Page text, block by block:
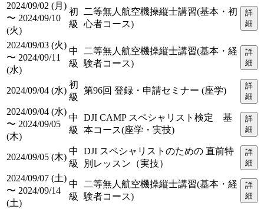
2024/09/02 (月)
〜 2024/09/10
(火)
初
級
二等無人航空機操縦士講習(基本・初
心者コース)
詳
細
2024/09/03 (火)
〜 2024/09/11
(水)
中
級
二等無人航空機操縦士講習(基本・経
験者コース)
詳
細
2024/09/04 (水)
初
級
第96回 登録・申請セミナー (座学)
詳
細
2024/09/04 (水)
〜 2024/09/05
(木)
中
級
DJI CAMP スペシャリスト検定 基
本コース(座学・実技)
詳
細
2024/09/05 (木)
中
級
DJI スペシャリストのための 直前特
別レッスン（実技）
詳
細
2024/09/07 (土)
〜 2024/09/14
(土)
中
級
二等無人航空機操縦士講習(基本・経
験者コース)
詳
細